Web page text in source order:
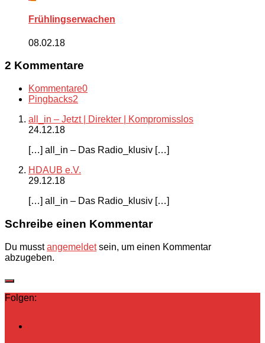
Frühlingserwachen
08.02.18
2 Kommentare
Kommentare0
Pingbacks2
all_in – Jetzt | Direkter | Kompromisslos
24.12.18
[…] all_in – Das Radio_klusiv […]
HDAUB e.V.
29.12.18
[…] all_in – Das Radio_klusiv […]
Schreibe einen Kommentar
Du musstangemeldetsein, um einen Kommentar
abzugeben.
Folgen: